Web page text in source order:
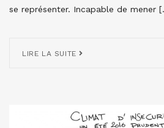
se représenter. Incapable de mener
LIRE LA SUITE